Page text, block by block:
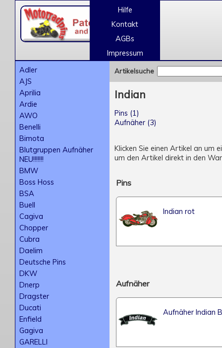
Hilfe
Kontakt
AGBs
Impressum
Adler
AJS
Aprilia
Ardie
AWO
Benelli
Bimota
Blutgruppen Aufnäher
NEU!!!!!!!
BMW
Boss Hoss
BSA
Buell
Cagiva
Chopper
Cubra
Daelim
Deutsche Pins
DKW
Dnerp
Dragster
Ducati
Enfield
Gagiva
GARELLI
Artikelsuche
Indian
Pins (1)
Aufnäher (3)
Klicken Sie einen Artikel an um
um den Artikel direkt in den
Pins
Indian rot
Aufnäher
Aufnäher Indian